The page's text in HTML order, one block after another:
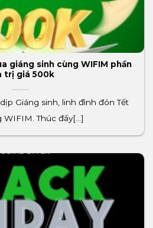
giáng sinh cùng WIFIM phần
trị giá 500k
Giáng sinh, linh đình đón Tết
WIFIM. Thúc đẩy[...]